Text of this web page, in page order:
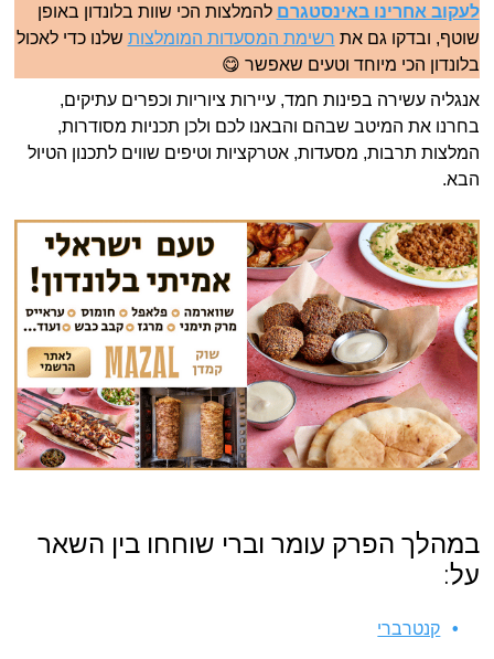
לעקוב אחרינו באינסטגרם להמלצות הכי שוות בלונדון באופן
שוטף, ובדקו גם את רשימת המסעדות המומלצות שלנו כדי לאכול
בלונדון הכי מיוחד וטעים שאפשר 😋
אנגליה עשירה בפינות חמד, עיירות ציוריות וכפרים עתיקים,
בחרנו את המיטב שבהם והבאנו לכם ולכן תכניות מסודרות,
המלצות תרבות, מסעדות, אטרקציות וטיפים שווים לתכנון הטיול
הבא.
במהלך הפרק עומר וברי שוחחו בין השאר
על:
קנטרברי